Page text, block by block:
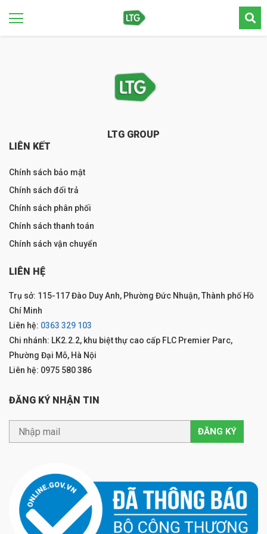
LTG GROUP
LIÊN KẾT
Chính sách bảo mật
Chính sách đổi trả
Chính sách phân phối
Chính sách thanh toán
Chính sách vận chuyển
LIÊN HỆ
Trụ sở: 115-117 Đào Duy Anh, Phường Đức Nhuận, Thành phố Hồ
Chí Minh
Liên hệ: 0363 329 103
Chi nhánh: LK2.2.2, khu biệt thự cao cấp FLC Premier Parc,
Phường Đại Mỗ, Hà Nội
Liên hệ: 0975 580 386
ĐĂNG KÝ NHẬN TIN